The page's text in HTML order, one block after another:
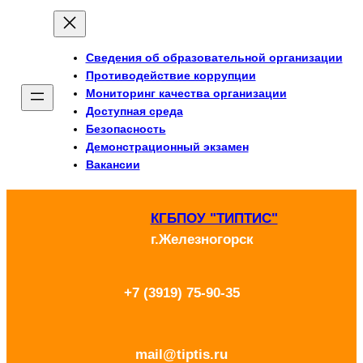
Перейти
содержимому
Сведения об образовательной организации
Противодействие коррупции
Мониторинг качества организации
Доступная среда
Безопасность
Демонстрационный экзамен
Вакансии
КГБПОУ "ТИПТИС"
г.Железногорск
+7 (3919) 75-90-35
mail@tiptis.ru